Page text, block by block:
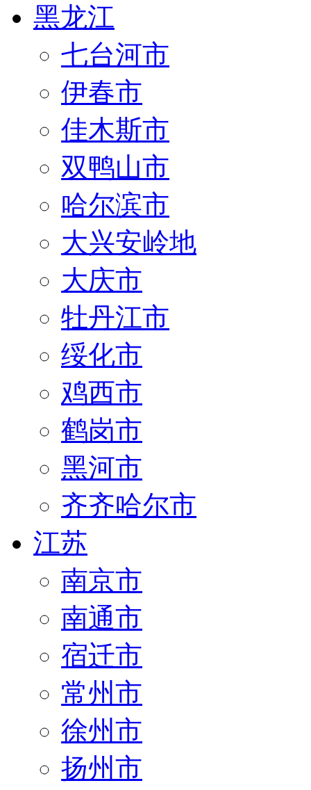
黑龙江
七台河市
伊春市
佳木斯市
双鸭山市
哈尔滨市
大兴安岭地
大庆市
牡丹江市
绥化市
鸡西市
鹤岗市
黑河市
齐齐哈尔市
江苏
南京市
南通市
宿迁市
常州市
徐州市
扬州市